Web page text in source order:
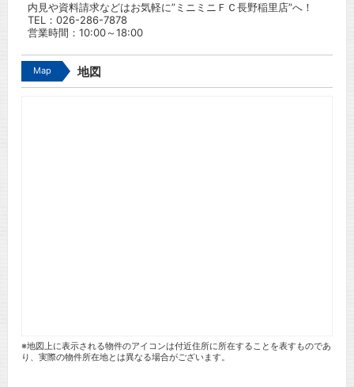
内見や資料請求などはお気軽に”ミニミニＦＣ長野稲里店”へ！
TEL： 026-286-7878
営業時間：10:00～18:00
Map 地図
※地図上に表示される物件のアイコンは付近住所に所在することを表すものであ
り、実際の物件所在地とは異なる場合がございます。